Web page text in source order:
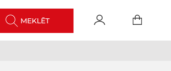
MEKLĒT